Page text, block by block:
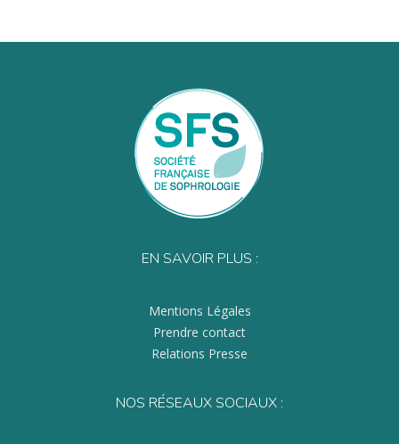
EN SAVOIR PLUS :
Mentions Légales
Prendre contact
Relations Presse
NOS RÉSEAUX SOCIAUX :